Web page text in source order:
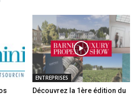
ENTREPRISES
Découvrez la 1ère édition du